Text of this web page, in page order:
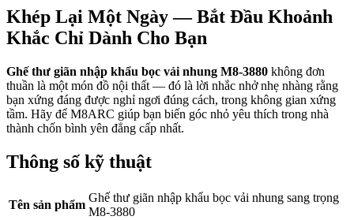
Khép Lại Một Ngày — Bắt Đầu Khoảnh
Khắc Chỉ Dành Cho Bạn
Ghế thư giãn nhập khẩu bọc vải nhung M8-3880 không đơn
thuần là một món đồ nội thất — đó là lời nhắc nhở nhẹ nhàng rằng
bạn xứng đáng được nghỉ ngơi đúng cách, trong không gian xứng
tầm. Hãy để M8ARC giúp bạn biến góc nhỏ yêu thích trong nhà
thành chốn bình yên đẳng cấp nhất.
Thông số kỹ thuật
Tên sản phẩm
Ghế thư giãn nhập khẩu bọc vải nhung sang trọng
M8-3880